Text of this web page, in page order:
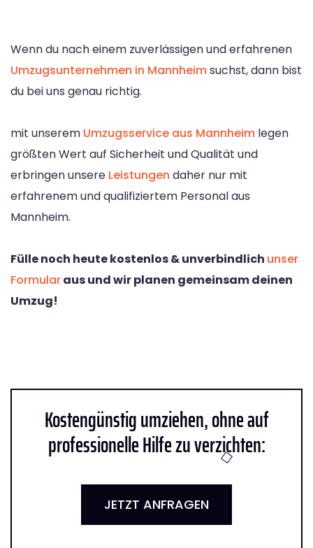
Wenn du nach einem zuverlässigen und erfahrenen
Umzugsunternehmen in Mannheimsuchst, dann bist
du bei uns genau richtig.
mit unserem Umzugsservice aus Mannheim legen
größten Wert auf Sicherheit und Qualität und
erbringen unsere Leistungen daher nur mit
erfahrenem und qualifiziertem Personal aus
Mannheim.
Fülle noch heute kostenlos & unverbindlich unser
Formularaus und wir planen gemeinsam deinen
Umzug!
Kostengünstig umziehen, ohne auf
professionelle Hilfe zu verzichten:
JETZT ANFRAGEN